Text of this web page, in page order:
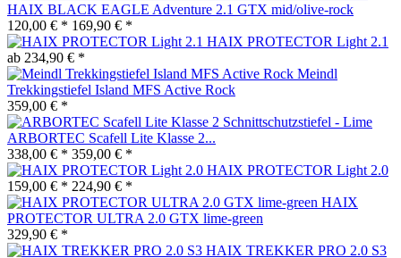
HAIX BLACK EAGLE Adventure 2.1 GTX mid/olive-rock
120,00 € * 169,90 € *
HAIX PROTECTOR Light 2.1
ab 234,90 € *
Meindl
Trekkingstiefel Island MFS Active Rock
359,00 € *
ARBORTEC Scafell Lite Klasse 2...
338,00 € * 359,00 € *
HAIX PROTECTOR Light 2.0
159,00 € * 224,90 € *
HAIX
PROTECTOR ULTRA 2.0 GTX lime-green
329,90 € *
HAIX TREKKER PRO 2.0 S3